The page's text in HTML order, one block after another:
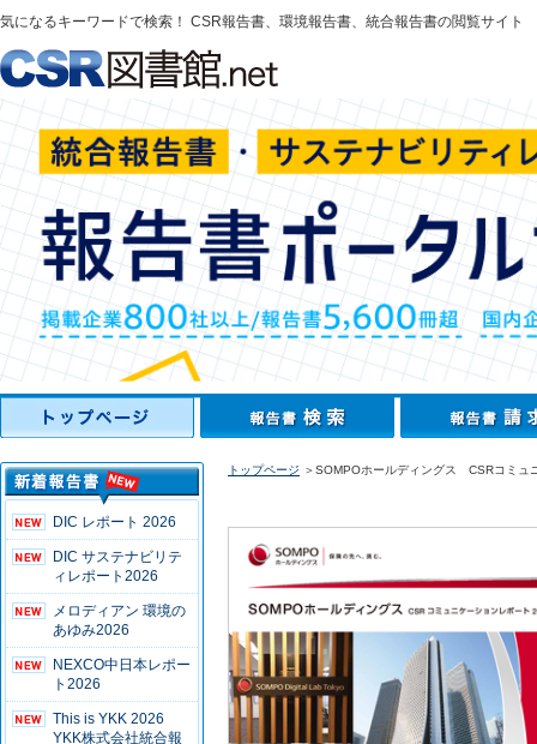
気になるキーワードで検索！ CSR報告書、環境報告書、統合報告書の閲覧サイト
DIC レポート 2026
DIC サステナビリテ
ィレポート2026
メロディアン 環境の
あゆみ2026
NEXCO中日本レポー
ト2026
This is YKK 2026
YKK株式会社統合報
トップページ ＞SOMPOホールディングス CSRコミュ